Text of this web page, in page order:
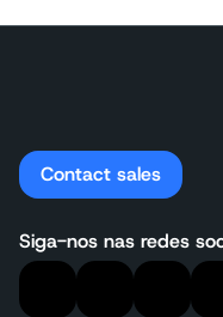
Contact sales
Siga-nos nas redes